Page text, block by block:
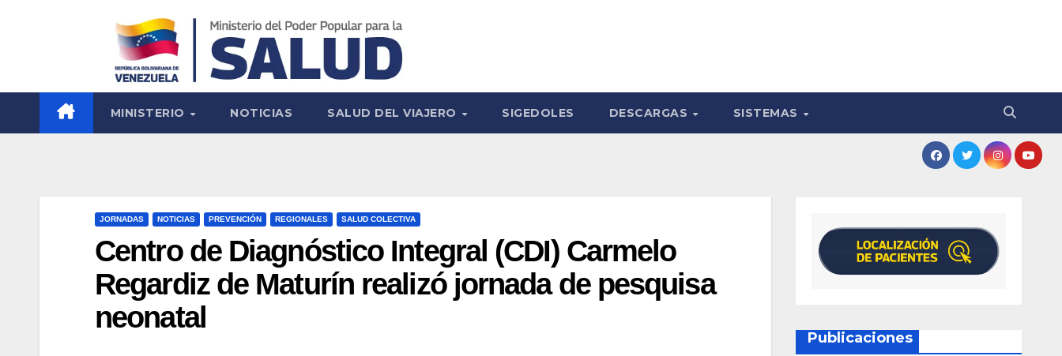
MINISTERIO NOTICIAS SALUD DEL VIAJERO SIGEDOLES DESCARGAS SISTEMAS
JORNADAS NOTICIAS PREVENCIÓN REGIONALES SALUD COLECTIVA
Centro de Diagnóstico Integral (CDI) Carmelo
Regardiz de Maturín realizó jornada de pesquisa
neonatal
Publicaciones